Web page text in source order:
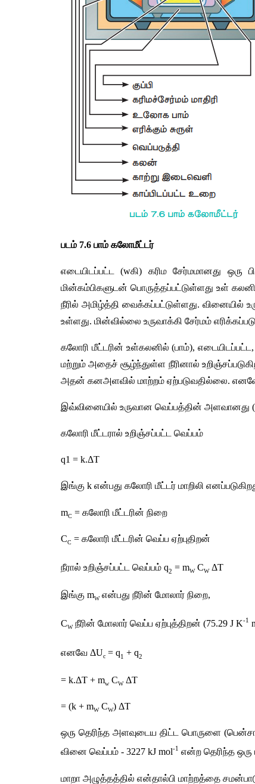
படம் 7.6 பாம் கலோமீட்டர்
எடையிடப்பட்ட (wகி) கரிம சேர்மமானது ஒரு
மின்கம்பிகளுடன் பொருத்தப்பட்டுள்ளது உள்
நீரில் அமிழ்த்தி வைக்கப்பட்டுள்ளது. வினையில்
உள்ளது. மின்வில்லை உருவாக்கி சேர்மம்
கலோரி மீட்டரின் உள்கலனில் (பாம்), எடையிடப்பட்ட ,
மற்றும் அதைச் சூழ்ந்துள்ள நீரினால்
அதன் கனஅளவில் மாற்றம் ஏற்படுவதில்லை.
இவ்வினையில் உருவான வெப்பத்தின் அளவானது (
கலோரி மீட்டரால் உறிஞ்சப்பட்ட வெப்பம்
q1 = k.ΔT
இங்கு k என்பது கலோரி மீட்டர் மாறிலி
mC = கலோரி மீட்டரின் நிறை
CC = கலோரி மீட்டரின் வெப்ப ஏற்புதிறன்
நீரால் உறிஞ்சப்பட்ட வெப்பம் q2 = mW CW ΔT
இங்கு mW என்பது நீரின் மோலார் நிறை,
CW நீரின் மோலார் வெப்ப ஏற்புத்திறன் (75.29 J K-1
எனவே ΔUc = q1 + q2
= k.ΔT + mw CW ΔT
= (k + mW CW) ΔT
ஒரு தெரிந்த அளவுடைய திட்ட பொருளை (
வினை வெப்பம் - 3227 kJ mol-1 என்ற தெரிந்த ஒரு
மாறா அழுத்தத்தில் என்தால்பி மாற்றத்தை